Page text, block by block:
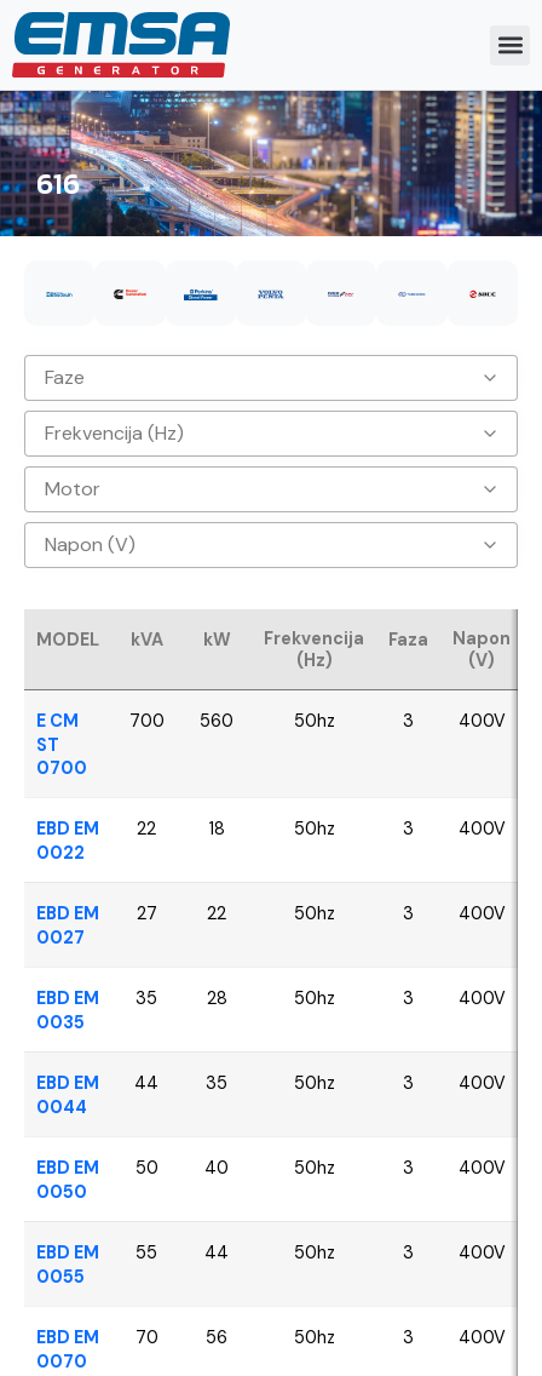
616
Faze
3
Frekvencija (Hz)
50hz
Motor
Baudouin
CUMMINS
Perkins
VOLVO
YANGDONG
Napon (V)
400V
MODEL kVA kW
Frekvencija
(Hz)
Faza
Napon
(V)
E CM
ST
0700
700 560 50hz 3 400V
EBD EM
0022
22 18 50hz 3 400V
EBD EM
0027
27 22 50hz 3 400V
EBD EM
0035
35 28 50hz 3 400V
EBD EM
0044
44 35 50hz 3 400V
EBD EM
0050
50 40 50hz 3 400V
EBD EM
0055
55 44 50hz 3 400V
EBD EM
0070
70 56 50hz 3 400V